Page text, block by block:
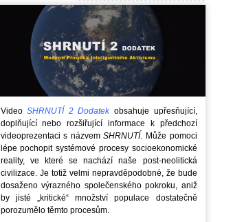
VideoSHRNUTÍ 2 Dodatekobsahuje upřesňující,
doplňující nebo rozšiřující informace k předchozí
videoprezentaci s názvemSHRNUTÍ. Může pomoci
lépe pochopit systémové procesy socioekonomické
reality, ve které se nachází naše post-neolitická
civilizace. Je totiž velmi nepravděpodobné, že bude
dosaženo výrazného společenského pokroku, aniž
by jisté „kritické“ množství populace dostatečně
porozumělo těmto procesům.